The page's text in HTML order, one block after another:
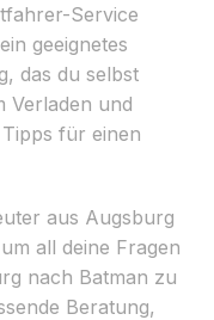
Service
geeignetes
das du selbst
Verladen und
für einen
aus Augsburg
all deine Fragen
nach Batman zu
Beratung,